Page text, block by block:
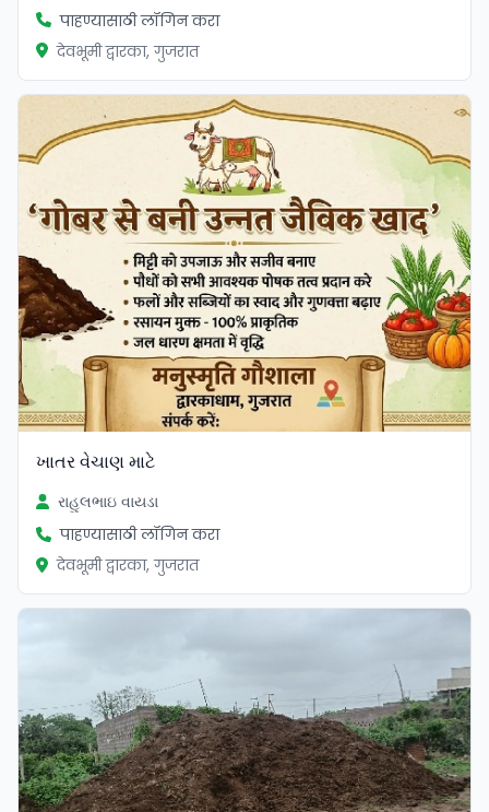
पाहण्यासाठी लॉगिन करा
देवभूमी द्वारका, गुजरात
ખાતર વેચાણ માટે
રાહુલભાઇ વાયડા
पाहण्यासाठी लॉगिन करा
देवभूमी द्वारका, गुजरात